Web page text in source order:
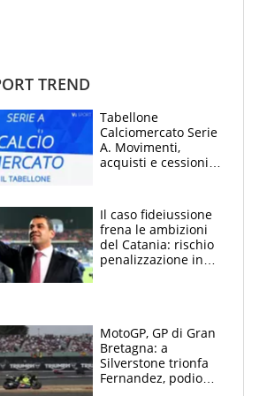
TREND
Tabellone
Calciomercato Serie
A. Movimenti,
acquisti e cessioni:
Il caso fideiussione
frena le ambizioni
del Catania: rischio
penalizzazione in
MotoGP, GP di Gran
Bretagna: a
Silverstone trionfa
Fernandez, podio